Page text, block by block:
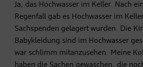
Ja, das Hochwasser im Keller. Nach
Regenfall gab es Hochwasser im
Sachspenden gelagert wurden. Die
Babykleidung sind im Hochwasser
war schlimm mitanzusehen. Meine
haben die Sachen gewaschen, die